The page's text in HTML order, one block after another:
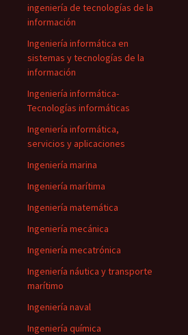
ingeniería de tecnologías de la
información
Ingeniería informática en
sistemas y tecnologías de la
información
Ingeniería informática-
Tecnologías informáticas
Ingeniería informática,
servicios y aplicaciones
Ingeniería marina
Ingeniería marítima
Ingeniería matemática
Ingeniería mecánica
Ingeniería mecatrónica
Ingeniería náutica y transporte
marítimo
Ingeniería naval
Ingeniería química